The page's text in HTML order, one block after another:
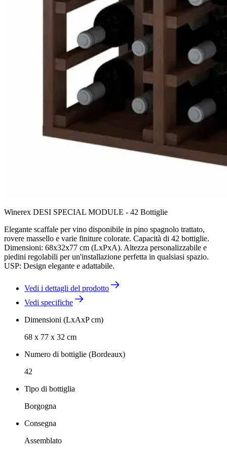
Winerex DESI SPECIAL MODULE - 42 Bottiglie
Elegante scaffale per vino disponibile in pino spagnolo trattato,
rovere massello e varie finiture colorate. Capacità di 42 bottiglie.
Dimensioni: 68x32x77 cm (LxPxA). Altezza personalizzabile e
piedini regolabili per un'installazione perfetta in qualsiasi spazio.
USP: Design elegante e adattabile.
Vedi i dettagli del prodotto
Vedi specifiche
Dimensioni (LxAxP cm)
68 x 77 x 32 cm
Numero di bottiglie (Bordeaux)
42
Tipo di bottiglia
Borgogna
Consegna
Assemblato